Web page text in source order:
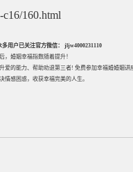
160.html
用户已关注官方微信： jljw4000231110
，婚姻幸福指数随着提升！
爱的能力、帮助劝退第三者! 免费参加幸福婚婚姻讲
情感困惑，收获幸福完美的人生。